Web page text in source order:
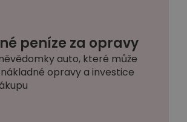
peníze za opravy
auto, které může
opravy a investice